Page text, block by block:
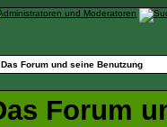
Forum und seine Benutzung
Forum